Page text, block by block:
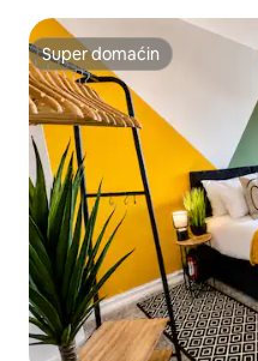
Super domaćin
Super domaćin